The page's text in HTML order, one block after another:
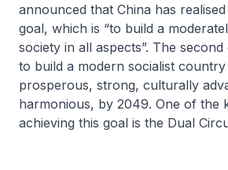
announced that China has
goal, which is “to build a
society in all aspects”. The
to build a modern socialist country
prosperous, strong, culturally
harmonious, by 2049. One of the
achieving this goal is the Dual